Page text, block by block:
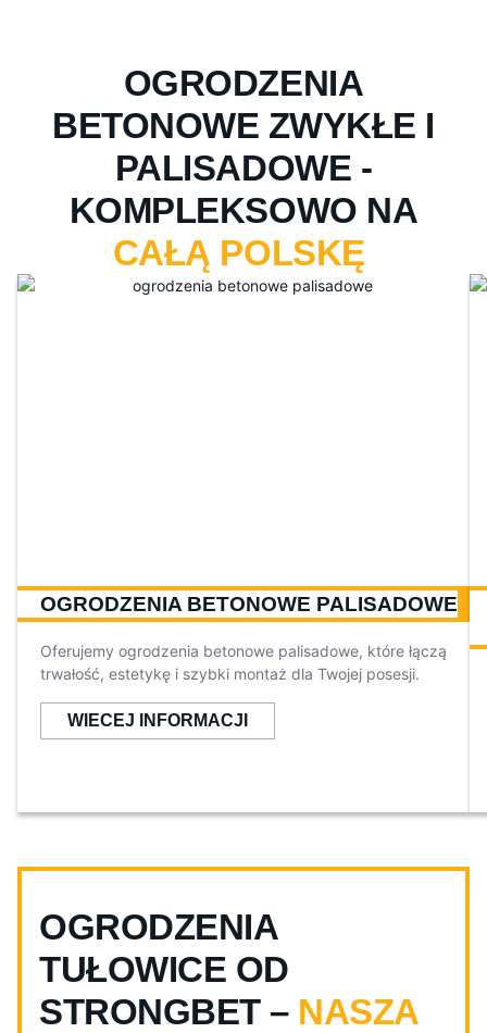
OGRODZENIA
BETONOWE ZWYKŁE I
PALISADOWE -
KOMPLEKSOWO NA
CAŁĄ POLSKĘ
OGRODZENIA BETONOWE PALISADOWE
Oferujemy ogrodzenia betonowe palisadowe, które łączą
trwałość, estetykę i szybki montaż dla Twojej posesji.
WIECEJ INFORMACJI
OGRODZENIA
TUŁOWICE OD
STRONGBET – NASZA